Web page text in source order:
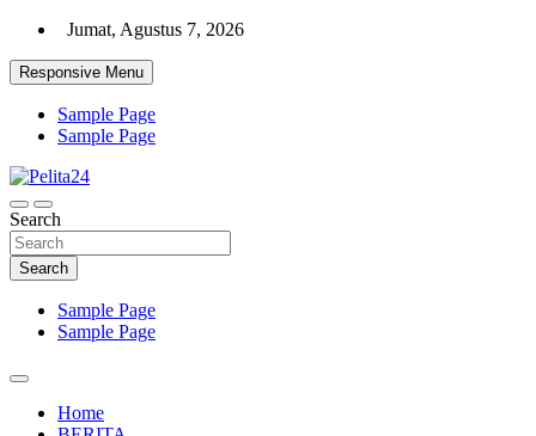
Skip
content
Jumat, Agustus 7, 2026
Responsive Menu
Sample Page
Sample Page
Pelita24
Aktual, Mendalam dan Terpercaya
Search
Search
Sample Page
Sample Page
Home